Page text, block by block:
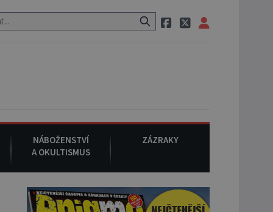
po cestě utíká zvláštní psovitá šelma, údajně bájná čupakabra.
NÁBOŽENSTVÍ
A OKULTISMUS
ZÁZRAKY